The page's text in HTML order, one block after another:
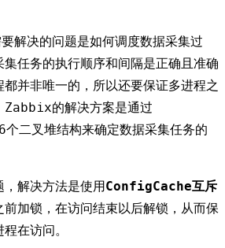
决的问题是如何调度数据采集过
任务的执行顺序和间隔是正确且准确
并非唯一的，所以还要保证多进程之
Zabbix的解决方案是通过
个二叉堆结构来确定数据采集任务的
解决方法是使用ConfigCache互斥
前加锁，在访问结束以后解锁，从而保
在访问。